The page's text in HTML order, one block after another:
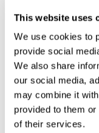
This website uses
We use cookies to
provide social
We also share
our social media,
may combine it
provided to them
of their services.
En el juego Caos
relacionadas con el
jugar repetidamente
Caos Matemático de
neural específico el
reorganicen y
dañadas.Estimular de
puede ayudar a crear
neuronales se